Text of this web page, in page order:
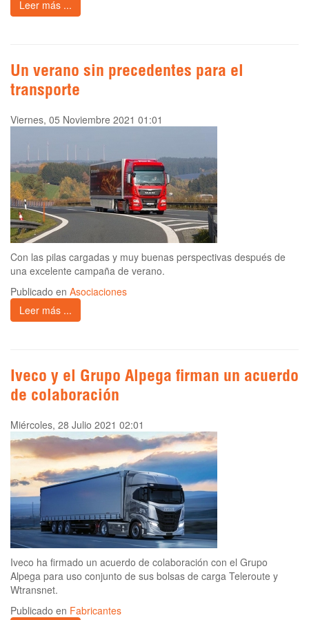
Leer más ...
Un verano sin precedentes para el
transporte
Viernes, 05 Noviembre 2021 01:01
Con las pilas cargadas y muy buenas perspectivas después de
una excelente campaña de verano.
Publicado en Asociaciones
Leer más ...
Iveco y el Grupo Alpega firman un acuerdo
de colaboración
Miércoles, 28 Julio 2021 02:01
Iveco ha firmado un acuerdo de colaboración con el Grupo
Alpega para uso conjunto de sus bolsas de carga Teleroute y
Wtransnet.
Publicado en Fabricantes